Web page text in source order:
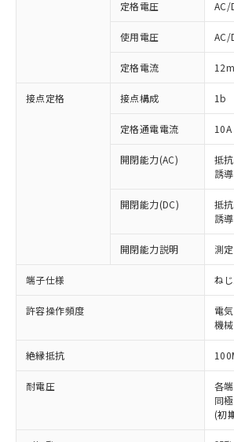
定格電圧 AC/
使用電圧
定格電流
接点定格 接点構成 1b
定格通電電流 10A
開閉能力(AC)
抵
誘
開閉能力(DC)
抵
誘
開閉能力説明 測
端子仕様 ね
許容操作頻度
電
機
絶縁抵抗
耐電圧
各
同
(初
ご利用条件
以下の条件をお読みいただき、
ご利用ください。
本サービスは、当社制御
商品の当社在庫状況およ
(税抜)を提供させていただ
当社制御機器事業取扱商
本サービスの対象外とな
ことをご了承ください。
在庫状況および標準価格
記載している更新日時点で
タに基づき作成されるも
覧された時点での実際の
準価格とは異なる場合があ
※1 対応状況
対応済み：EU RoHS指令（10
非含有に対応した製品が提供可能
対応予定：EU RoHS指令（10物
有に対応した製品に切り替える
対応予定なし：EU RoHS指令（
非含有に非対応の商品で、対応
定はありません。
調査・確認中：EU RoHS指令（
非含有の対応状況を調査中また
非該当品：ライセンス料など無
害物質有無と関係のない商品で
仕入先様の事情により、非含有
いたものが、含有品と判明した
むを得ず変更することがありま
鉛(Pb) 1000ppm以下、 水銀(Hg)
六価クロム(Cr(Ⅵ)) 1000ppm以下、ポリ臭
類(PBB) 1000ppm以下、ポリ臭化ジフェ
(PBDE) 1000ppm以下、フタル酸ビス(2-
※1 中国RoHS○×表
「○」：最大均質材料含有率が中
基準値以下であることを示しま
「×」：最大均質材料含有率が
基準値を超えていることを示し
「－」：未確認です。当社販売
い合わせください。
*中国RoHS10物質の基準値 (GB/T26572)
Pb(鉛) :1000ppm、 Hg(水銀) : 1000ppm
Cr(Ⅵ)(六価クロム) : 1000ppm、 PBBs(ポ
当社は、これら貴社製品
為替および外国貿易法に
（以下｢規制貨物等」とい
国政府の輸出許可(または
可)を取得するなどの必要な